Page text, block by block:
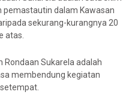
pemastautin dalam Kawasan
sekurang-kurangnya 20
atas.
Rondaan Sukarela adalah
membendung kegiatan